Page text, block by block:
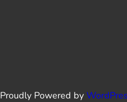
Proudly Powered by